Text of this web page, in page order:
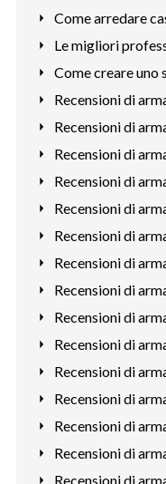
Come arredare
Recensioni di
Recensioni di
Recensioni di
Recensioni di
Recensioni di
Recensioni di
Recensioni di
Recensioni di
Recensioni di
Recensioni di
Recensioni di
Recensioni di
Recensioni di
Recensioni di
Recensioni di